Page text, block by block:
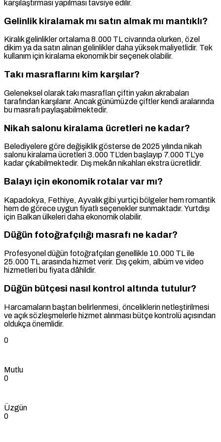
karşılaştırması yapılması tavsiye edilir.
Gelinlik kiralamak mı satın almak mı mantıklı?
Kiralık gelinlikler ortalama 8.000 TL civarında olurken, özel
dikim ya da satın alınan gelinlikler daha yüksek maliyetlidir. Tek
kullanım için kiralama ekonomik bir seçenek olabilir.
Takı masraflarını kim karşılar?
Geleneksel olarak takı masrafları çiftin yakın akrabaları
tarafından karşılanır. Ancak günümüzde çiftler kendi aralarında
bu masrafı paylaşabilmektedir.
Nikah salonu kiralama ücretleri ne kadar?
Belediyelere göre değişiklik gösterse de 2025 yılında nikah
salonu kiralama ücretleri 3.000 TL’den başlayıp 7.000 TL’ye
kadar çıkabilmektedir. Dış mekân nikahları ekstra ücretlidir.
Balayı için ekonomik rotalar var mı?
Kapadokya, Fethiye, Ayvalık gibi yurtiçi bölgeler hem romantik
hem de görece uygun fiyatlı seçenekler sunmaktadır. Yurtdışı
için Balkan ülkeleri daha ekonomik olabilir.
Düğün fotoğrafçılığı masrafı ne kadar?
Profesyonel düğün fotoğrafçıları genellikle 10.000 TL ile
25.000 TL arasında hizmet verir. Dış çekim, albüm ve video
hizmetleri bu fiyata dâhildir.
Düğün bütçesi nasıl kontrol altında tutulur?
Harcamaların baştan belirlenmesi, önceliklerin netleştirilmesi
ve açık sözleşmelerle hizmet alınması bütçe kontrolü açısından
oldukça önemlidir.
0
Mutlu
0
Üzgün
0